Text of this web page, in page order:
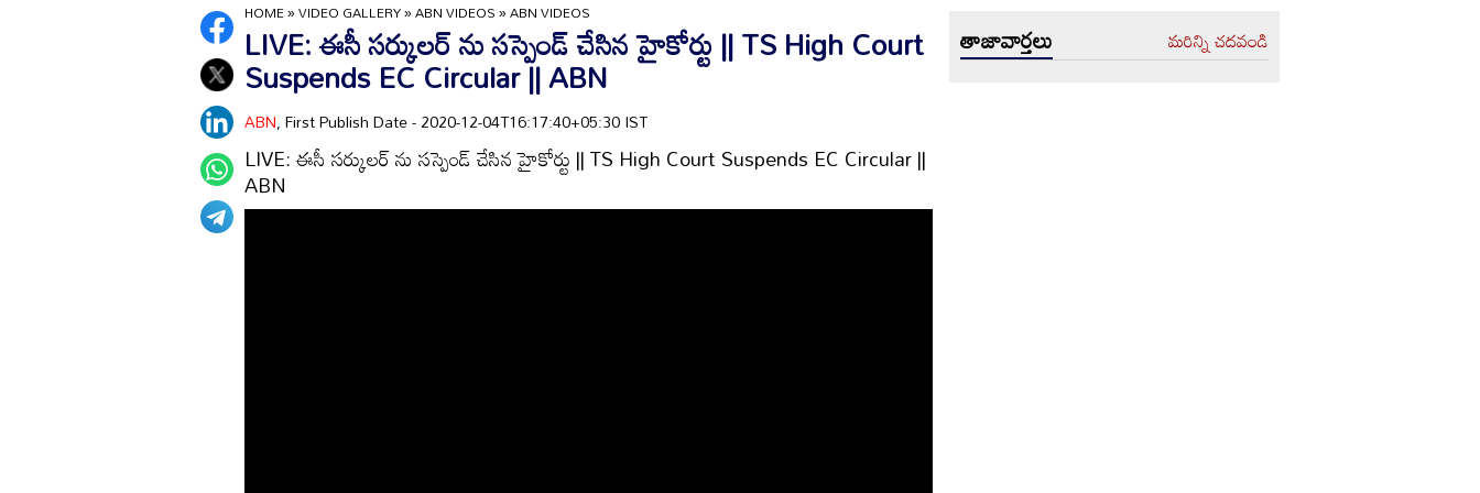
HOME»VIDEO GALLERY»ABN VIDEOS»ABN VIDEOS
LIVE: ఈసీ సర్కులర్ ను సస్పెండ్ చేసిన హైకోర్టు || TS High Court
Suspends EC Circular || ABN
ABN, First Publish Date - 2020-12-04T16:17:40+05:30 IST
LIVE: ఈసీ సర్కులర్ ను సస్పెండ్ చేసిన హైకోర్టు || TS High Court Suspends EC Circular ||
ABN
తాజావార్తలు మరిన్ని చదవండి